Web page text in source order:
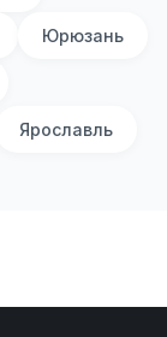
Юрюзань
Ярославль